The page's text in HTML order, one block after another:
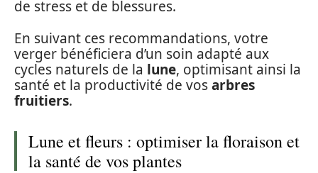
de stress et de blessures.
En suivant ces recommandations, votre
verger bénéficiera d’un soin adapté aux
cycles naturels de la lune, optimisant ainsi la
santé et la productivité de vosarbres
fruitiers.
Lune et fleurs : optimiser la floraison et
la santé de vos plantes